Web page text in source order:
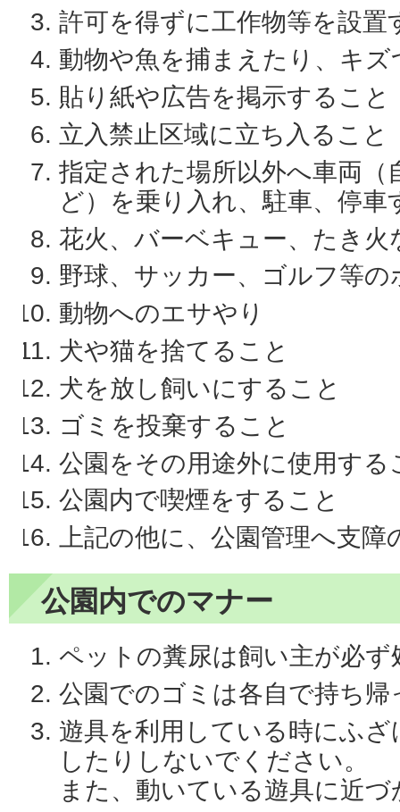
許可を得ずに工作物等を設置
動物や魚を捕まえたり、キ
貼り紙や広告を掲示すること
立入禁止区域に立ち入ること
指定された場所以外へ車両（
ど）を乗り入れ、駐車、停車
花火、バーベキュー、たき
野球、サッカー、ゴルフ等
動物へのエサやり
犬や猫を捨てること
犬を放し飼いにすること
ゴミを投棄すること
公園をその用途外に使用する
公園内で喫煙をすること
上記の他に、公園管理へ支
公園内でのマナー
ペットの糞尿は飼い主が必
公園でのゴミは各自で持ち
遊具を利用している時にふ
したりしないでください。
また、動いている遊具に近